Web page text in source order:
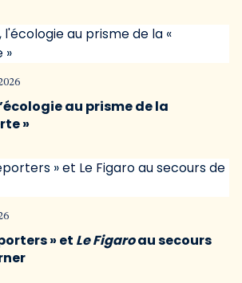
au prisme de la
»
» et Le Figaroau secours